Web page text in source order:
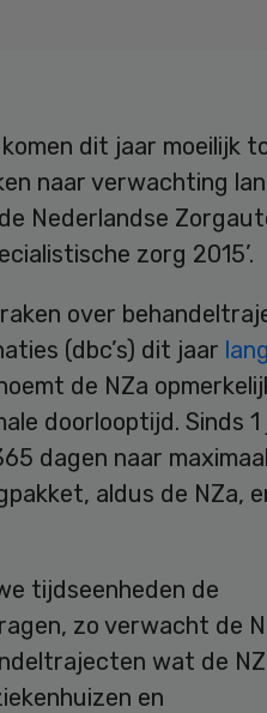
dit jaar moeilijk
naar verwachting
Nederlandse
zorg 2015’.
over
(dbc’s) dit jaar
de NZa
doorlooptijd. Sinds 1
dagen naar
aldus de NZa,
tijdseenheden de
zo verwacht de
wat de
en